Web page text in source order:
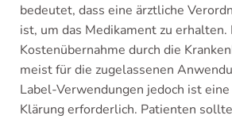
bedeutet, dass eine ärztliche
ist, um das Medikament zu erhalten.
Kostenübernahme durch die
meist für die zugelassenen
Label-Verwendungen jedoch ist
Klärung erforderlich. Patienten